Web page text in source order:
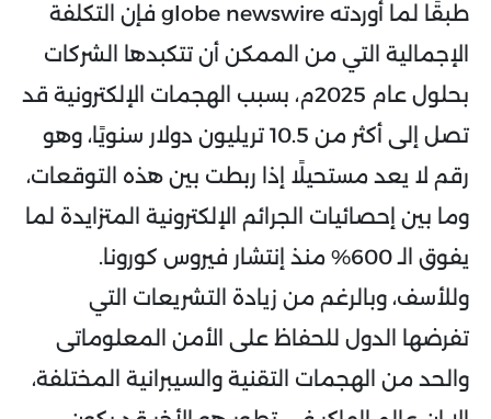
طبقًا لما أوردته globe newswire فإن التكلفة
الإجمالية التي من الممكن أن تتكبدها الشركات
بحلول عام 2025م، بسبب الهجمات الإلكترونية قد
تصل إلى أكثر من 10.5 تريليون دولار سنويًا، وهو
رقم لا يعد مستحيلًا إذا ربطت بين هذه التوقعات،
وما بين إحصائيات الجرائم الإلكترونية المتزايدة لما
يفوق الـ 600% منذ إنتشار فيروس كورونا.
وللأسف، وبالرغم من زيادة التشريعات التي
تفرضها الدول للحفاظ على الأمن المعلوماتى
والحد من الهجمات التقنية والسيبرانية المختلفة،